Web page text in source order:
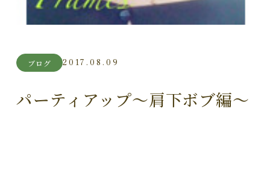
ブログ 2017.08.09
パーティアップ～肩下ボブ編～